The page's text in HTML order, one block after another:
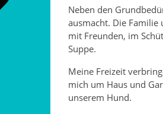
Neben den
ausmacht. Die Familie
mit Freunden, im
Suppe.
Meine Freizeit
mich um Haus und
unserem Hund.